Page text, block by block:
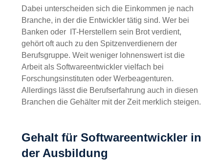
Dabei unterscheiden sich die Einkommen je nach
Branche, in der die Entwickler tätig sind. Wer bei
Banken oder IT-Herstellern sein Brot verdient,
gehört oft auch zu den Spitzenverdienern der
Berufsgruppe. Weit weniger lohnenswert ist die
Arbeit als Softwareentwickler vielfach bei
Forschungsinstituten oder Werbeagenturen.
Allerdings lässt die Berufserfahrung auch in
diesen Branchen die Gehälter mit der Zeit
Gehalt für